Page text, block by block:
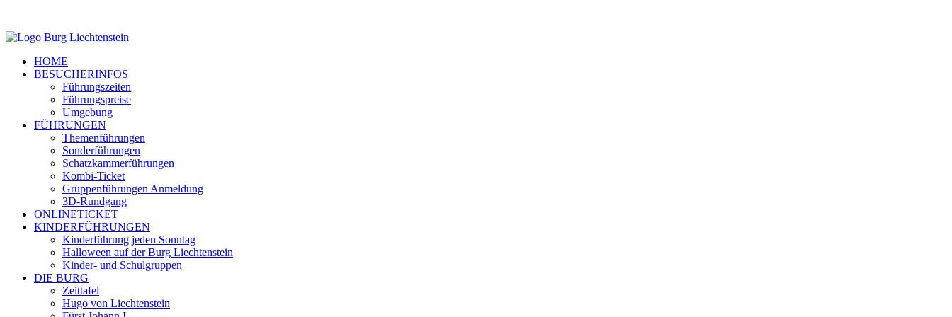
HOME
BESUCHERINFOS
Führungszeiten
Führungspreise
Umgebung
FÜHRUNGEN
Themenführungen
Sonderführungen
Schatzkammerführungen
Kombi-Ticket
Gruppenführungen Anmeldung
3D-Rundgang
ONLINETICKET
KINDERFÜHRUNGEN
Kinderführung jeden Sonntag
Halloween auf der Burg Liechtenstein
Kinder- und Schulgruppen
DIE BURG
Zeittafel
Hugo von Liechtenstein